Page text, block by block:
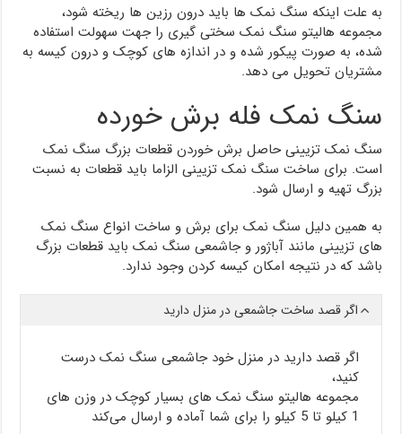
به علت اینکه سنگ نمک ها باید درون رزین ها ریخته شود،
مجموعه هالیتو سنگ نمک سختی گیری را جهت سهولت استفاده
شده، به صورت پیکور شده و در اندازه های کوچک و درون کیسه به
مشتریان تحویل می دهد.
سنگ نمک فله برش خورده
سنگ نمک تزیینی حاصل برش خوردن قطعات بزرگ سنگ نمک
است. برای ساخت سنگ نمک تزیینی الزاما باید قطعات به نسبت
بزرگ تهیه و ارسال شود.
به همین دلیل سنگ نمک برای برش و ساخت انواع سنگ نمک
های تزیینی مانند آباژور و جاشمعی سنگ نمک باید قطعات بزرگ
باشد که در نتیجه امکان کیسه کردن وجود ندارد.
اگر قصد ساخت جاشمعی در منزل دارید
اگر قصد دارید در منزل خود جاشمعی سنگ نمک درست
کنید،
مجموعه هالیتو سنگ نمک های بسیار کوچک در وزن های
1 کیلو تا 5 کیلو را برای شما آماده و ارسال می‌کند